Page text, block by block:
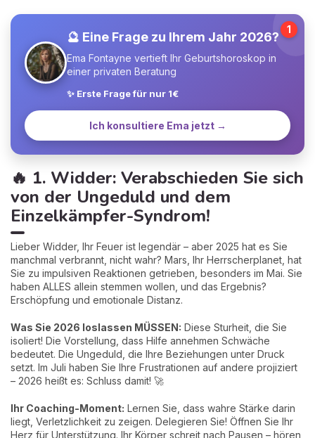
🔮 Eine Frage zu Ihrem Jahr 2026?
Ema Fontayne vertieft Ihr Geburtshoroskop in
einer privaten Beratung
✨ Erste Frage für nur 1€
Ich konsultiere Ema jetzt →
1
🔥 1. Widder: Verabschieden Sie sich
von der Ungeduld und dem
Einzelkämpfer-Syndrom!
Lieber Widder, Ihr Feuer ist legendär – aber 2025 hat es Sie
manchmal verbrannt, nicht wahr? Mars, Ihr Herrscherplanet, hat
Sie zu impulsiven Reaktionen getrieben, besonders im Mai. Sie
haben ALLES allein stemmen wollen, und das Ergebnis?
Erschöpfung und emotionale Distanz.
Was Sie 2026 loslassen MÜSSEN: Diese Sturheit, die Sie
isoliert! Die Vorstellung, dass Hilfe annehmen Schwäche
bedeutet. Die Ungeduld, die Ihre Beziehungen unter Druck
setzt. Im Juli haben Sie Ihre Frustrationen auf andere projiziert
– 2026 heißt es: Schluss damit! 🚀
Ihr Coaching-Moment: Lernen Sie, dass wahre Stärke darin
liegt, Verletzlichkeit zu zeigen. Delegieren Sie! Öffnen Sie Ihr
Herz für Unterstützung. Ihr Körper schreit nach Pausen – hören